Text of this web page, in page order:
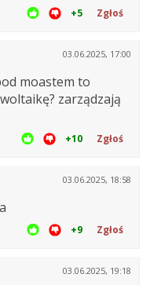
+5 Zgłoś
03.06.2025, 17:00
moastem to
zarządzają
+10 Zgłoś
03.06.2025, 18:58
+9 Zgłoś
03.06.2025, 19:18